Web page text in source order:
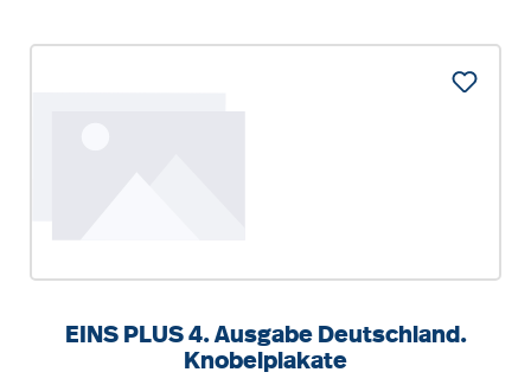
EINS PLUS 4. Ausgabe Deutschland.
Knobelplakate